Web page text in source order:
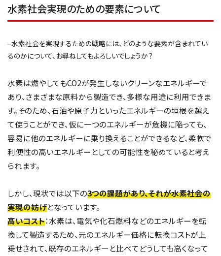
水素社会実現のための要素について
–水素社会を実現するための戦略には、どのような要素が含まれてい
るのかについて、お尋ねしてもよろしいでしょうか？
水素は燃やしてもCO2が発生しないクリーンなエネルギーで
あり、さまざまな原料から製造でき、多様な用途に利用できま
す。そのため、石油や原子力といったエネルギーの垣根を越え
て使うことができ、仮に一つのエネルギーが危機に陥っても、
容易に他のエネルギーに乗り換えることができるなど、柔軟で
利便性の高いエネルギーとしての可能性を秘めていると考え
られます。
しかし、現状では以下の3つの課題があり、それが水素社会の
実現の妨げとなっています。
高いコスト：水素は、電気や化石燃料などのエネルギーを転
換して製造するため、元のエネルギー価格に転換コストが上
乗せされて、既存のエネルギーと比べてどうしても高くなって